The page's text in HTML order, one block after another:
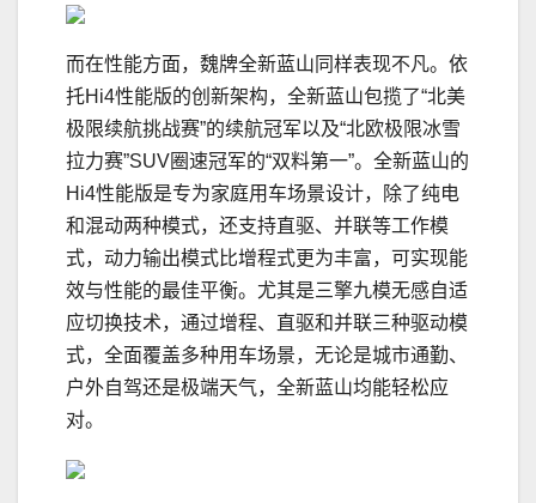
而在性能方面，魏牌全新蓝山同样表现不凡。依
托Hi4性能版的创新架构，全新蓝山包揽了“北美
极限续航挑战赛”的续航冠军以及“北欧极限冰雪
拉力赛”SUV圈速冠军的“双料第一”。全新蓝山的
Hi4性能版是专为家庭用车场景设计，除了纯电
和混动两种模式，还支持直驱、并联等工作模
式，动力输出模式比增程式更为丰富，可实现能
效与性能的最佳平衡。尤其是三擎九模无感自适
应切换技术，通过增程、直驱和并联三种驱动模
式，全面覆盖多种用车场景，无论是城市通勤、
户外自驾还是极端天气，全新蓝山均能轻松应
对。